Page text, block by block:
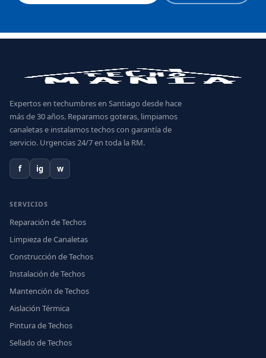
Expertos en techumbres en Santiago desde hace
más de 30 años. Reparamos goteras, limpiamos
canaletas e instalamos techos con garantía de
servicio. Urgencias 24/7 en toda la RM.
f ig w
SERVICIOS
Reparación de Techos
Limpieza de Canaletas
Construcción de Techos
Instalación de Techos
Mantención de Techos
Aislación Térmica
Pintura de Techos
Sellado de Techos